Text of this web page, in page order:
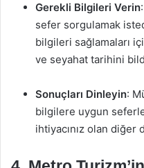
Gerekli Bilgileri Verin
sefer sorgulamak
bilgileri sağlamaları
ve seyahat tarihini
Sonuçları Dinleyin:
bilgilere uygun
ihtiyacınız olan diğer